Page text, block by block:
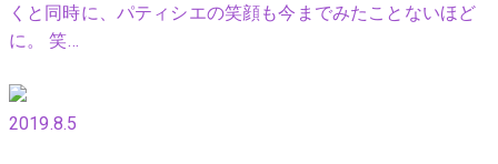
くと同時に、パティシエの笑顔も今までみたことないほど
に。 笑…
2019.8.5